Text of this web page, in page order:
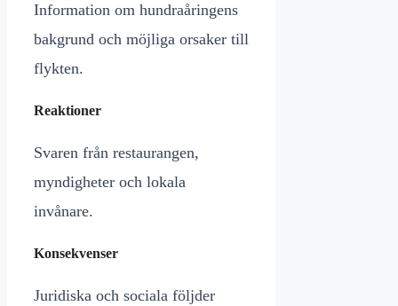
Information om hundraåringens
bakgrund och möjliga orsaker till
flykten.
Reaktioner
Svaren från restaurangen,
myndigheter och lokala
invånare.
Konsekvenser
Juridiska och sociala följder